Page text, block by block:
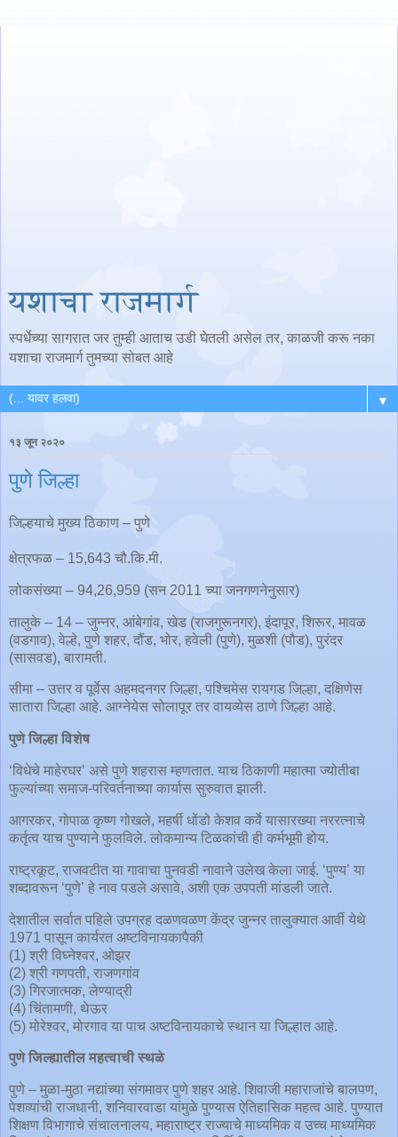
यशाचा राजमार्ग
स्पर्धेच्या सागरात जर तुम्ही आताच उडी घेतली असेल तर, काळजी करू नका
यशाचा राजमार्ग तुमच्या सोबत आहे
▼
१३ जून २०२०
पुणे जिल्हा
जिल्हयाचे मुख्य ठिकाण – पुणे
क्षेत्रफळ – 15,643 चौ.कि.मी.
लोकसंख्या – 94,26,959 (सन 2011 च्या जनगणनेनुसार)
तालुके – 14 – जुन्नर, आंबेगांव, खेड (राजगुरूनगर), इंदापूर, शिरूर, मावळ
(वडगाव), वेल्हे, पुणे शहर, दौंड, भोर, हवेली (पुणे), मुळशी (पौड), पुरंदर
(सासवड), बारामती.
सीमा – उत्तर व पूर्वेस अहमदनगर जिल्हा, पश्चिमेस रायगड जिल्हा, दक्षिणेस
सातारा जिल्हा आहे. आग्नेयेस सोलापूर तर वायव्येस ठाणे जिल्हा आहे.
पुणे जिल्हा विशेष
‘विधेचे माहेरघर’ असे पुणे शहरास म्हणतात. याच ठिकाणी महात्मा ज्योतीबा
फुल्यांच्या समाज-परिवर्तनाच्या कार्यास सुरुवात झाली.
आगरकर, गोपाळ कृष्ण गोखले, महर्षी धोंडो केशव कर्वे यासारख्या नररत्नाचे
कर्तृत्व याच पुण्याने फुलविले. लोकमान्य टिळकांची ही कर्मभूमी होय.
राष्ट्रकूट, राजवटीत या गावाचा पुनवडी नावाने उलेख केला जाई. ‘पुण्य’ या
शब्दावरून ‘पुणे’ हे नाव पडले असावे, अशी एक उपपती मांडली जाते.
देशातील सर्वात पहिले उपग्रह दळणवळण केंद्र जुन्नर तालुक्यात आर्वी येथे
1971 पासून कार्यरत अष्टविनायकापैकी
(1) श्री विघ्नेश्वर, ओझर
(2) श्री गणपती, राजणगांव
(3) गिरजात्मक, लेण्याद्री
(4) चिंतामणी, थेऊर
(5) मोरेश्वर, मोरगाव या पाच अष्टविनायकाचे स्थान या जिल्हात आहे.
पुणे जिल्ह्यातील महत्वाची स्थळे
पुणे – मुळा-मुठा नद्यांच्या संगमावर पुणे शहर आहे. शिवाजी महाराजांचे बालपण,
पेशव्यांची राजधानी, शनिवारवाडा यांमुळे पुण्यास ऐतिहासिक महत्व आहे. पुण्यात
शिक्षण विभागाचे संचालनालय, महाराष्ट्र राज्याचे माध्यमिक व उच्च माध्यमिक